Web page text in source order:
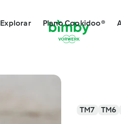
Explorar Plano Cookidoo®
TM7 TM6